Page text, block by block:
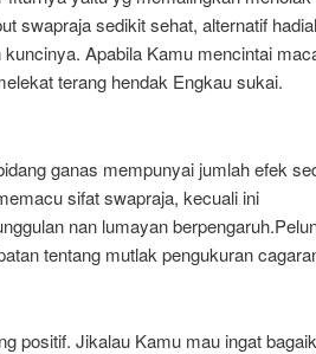
swapraja sedikit sehat, alternatif
Apabila Kamu mencintai
terang hendak Engkau sukai.
ganas mempunyai jumlah efek
sifat swapraja, kecuali ini
nan lumayan
tentang mutlak pengukuran
positif. Jikalau Kamu mau ingat